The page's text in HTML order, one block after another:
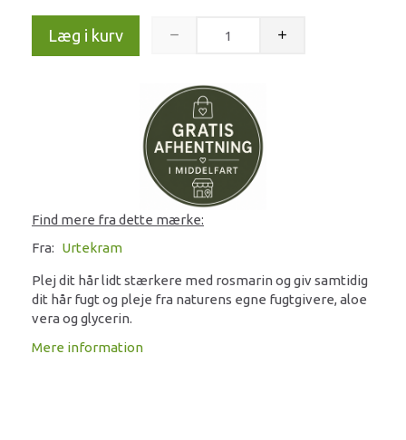
Læg i kurv
Find mere fra dette mærke:
Fra: Urtekram
Plej dit hår lidt stærkere med rosmarin og giv samtidig
dit hår fugt og pleje fra naturens egne fugtgivere, aloe
vera og glycerin.
Mere information